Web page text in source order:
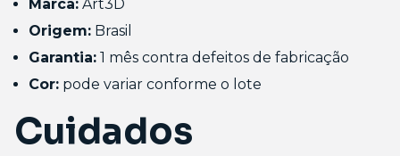
Marca: Art3D
Origem: Brasil
Garantia: 1 mês contra defeitos de fabricação
Cor: pode variar conforme o lote
Cuidados